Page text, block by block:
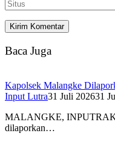
Baca Juga
Kapolsek Malangke
Input Lutra31 Juli 202631
MALANGKE,
dilaporkan…